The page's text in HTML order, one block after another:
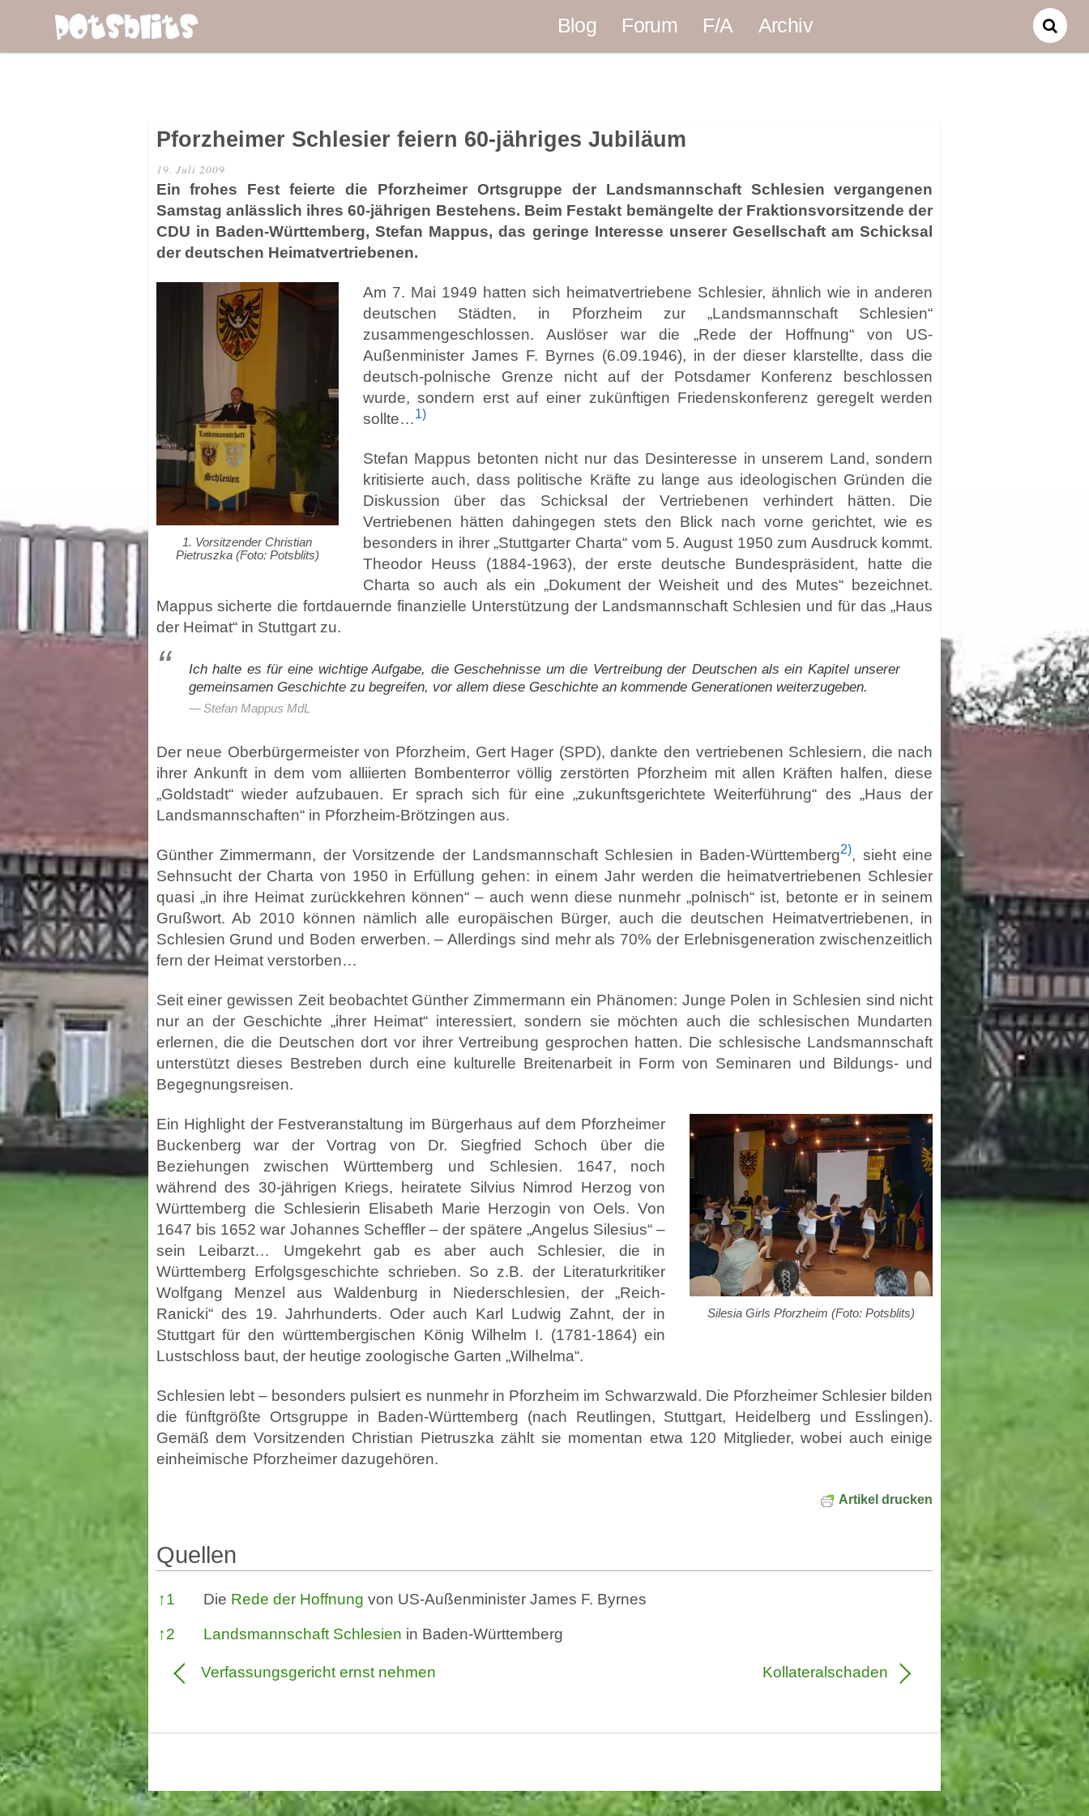
Blog Forum F/A Archiv
Pforzheimer Schlesier feiern 60-jähriges Jubiläum
19. Juli 2009
Ein frohes Fest feierte die Pforzheimer Ortsgruppe der Landsmannschaft Schlesien vergangenen
Samstag anlässlich ihres 60-jährigen Bestehens. Beim Festakt bemängelte der Fraktionsvorsitzende der
CDU in Baden-Württemberg, Stefan Mappus, das geringe Interesse unserer Gesellschaft am Schicksal
der deutschen Heimatvertriebenen.
1. Vorsitzender Christian
Pietruszka (Foto: Potsblits)
Am 7. Mai 1949 hatten sich heimatvertriebene Schlesier, ähnlich wie in anderen
deutschen Städten, in Pforzheim zur „Landsmannschaft Schlesien“
zusammengeschlossen. Auslöser war die „Rede der Hoffnung“ von US-
Außenminister James F. Byrnes (6.09.1946), in der dieser klarstellte, dass die
deutsch-polnische Grenze nicht auf der Potsdamer Konferenz beschlossen
wurde, sondern erst auf einer zukünftigen Friedenskonferenz geregelt werden
sollte…1)
Stefan Mappus betonten nicht nur das Desinteresse in unserem Land, sondern
kritisierte auch, dass politische Kräfte zu lange aus ideologischen Gründen die
Diskussion über das Schicksal der Vertriebenen verhindert hätten. Die
Vertriebenen hätten dahingegen stets den Blick nach vorne gerichtet, wie es
besonders in ihrer „Stuttgarter Charta“ vom 5. August 1950 zum Ausdruck kommt.
Theodor Heuss (1884-1963), der erste deutsche Bundespräsident, hatte die
Charta so auch als ein „Dokument der Weisheit und des Mutes“ bezeichnet.
Mappus sicherte die fortdauernde finanzielle Unterstützung der Landsmannschaft Schlesien und für das „Haus
der Heimat“ in Stuttgart zu.
Ich halte es für eine wichtige Aufgabe, die Geschehnisse um die Vertreibung der Deutschen als ein Kapitel unserer
gemeinsamen Geschichte zu begreifen, vor allem diese Geschichte an kommende Generationen weiterzugeben.
Stefan Mappus MdL
Der neue Oberbürgermeister von Pforzheim, Gert Hager (SPD), dankte den vertriebenen Schlesiern, die nach
ihrer Ankunft in dem vom alliierten Bombenterror völlig zerstörten Pforzheim mit allen Kräften halfen, diese
„Goldstadt“ wieder aufzubauen. Er sprach sich für eine „zukunftsgerichtete Weiterführung“ des „Haus der
Landsmannschaften“ in Pforzheim-Brötzingen aus.
Günther Zimmermann, der Vorsitzende der Landsmannschaft Schlesien in Baden-Württemberg2), sieht eine
Sehnsucht der Charta von 1950 in Erfüllung gehen: in einem Jahr werden die heimatvertriebenen Schlesier
quasi „in ihre Heimat zurückkehren können“ – auch wenn diese nunmehr „polnisch“ ist, betonte er in seinem
Grußwort. Ab 2010 können nämlich alle europäischen Bürger, auch die deutschen Heimatvertriebenen, in
Schlesien Grund und Boden erwerben. – Allerdings sind mehr als 70% der Erlebnisgeneration zwischenzeitlich
fern der Heimat verstorben…
Seit einer gewissen Zeit beobachtet Günther Zimmermann ein Phänomen: Junge Polen in Schlesien sind nicht
nur an der Geschichte „ihrer Heimat“ interessiert, sondern sie möchten auch die schlesischen Mundarten
erlernen, die die Deutschen dort vor ihrer Vertreibung gesprochen hatten. Die schlesische Landsmannschaft
unterstützt dieses Bestreben durch eine kulturelle Breitenarbeit in Form von Seminaren und Bildungs- und
Begegnungsreisen.
Silesia Girls Pforzheim (Foto: Potsblits)
Ein Highlight der Festveranstaltung im Bürgerhaus auf dem Pforzheimer
Buckenberg war der Vortrag von Dr. Siegfried Schoch über die
Beziehungen zwischen Württemberg und Schlesien. 1647, noch
während des 30-jährigen Kriegs, heiratete Silvius Nimrod Herzog von
Württemberg die Schlesierin Elisabeth Marie Herzogin von Oels. Von
1647 bis 1652 war Johannes Scheffler – der spätere „Angelus Silesius“ –
sein Leibarzt… Umgekehrt gab es aber auch Schlesier, die in
Württemberg Erfolgsgeschichte schrieben. So z.B. der Literaturkritiker
Wolfgang Menzel aus Waldenburg in Niederschlesien, der „Reich-
Ranicki“ des 19. Jahrhunderts. Oder auch Karl Ludwig Zahnt, der in
Stuttgart für den württembergischen König Wilhelm I. (1781-1864) ein
Lustschloss baut, der heutige zoologische Garten „Wilhelma“.
Schlesien lebt – besonders pulsiert es nunmehr in Pforzheim im Schwarzwald. Die Pforzheimer Schlesier bilden
die fünftgrößte Ortsgruppe in Baden-Württemberg (nach Reutlingen, Stuttgart, Heidelberg und Esslingen).
Gemäß dem Vorsitzenden Christian Pietruszka zählt sie momentan etwa 120 Mitglieder, wobei auch einige
einheimische Pforzheimer dazugehören.
Artikel drucken
Quellen
Quellen
↑1 Die Rede der Hoffnung von US-Außenminister James F. Byrnes
↑2 Landsmannschaft Schlesien in Baden-Württemberg
Verfassungsgericht ernst nehmen Kollateralschaden